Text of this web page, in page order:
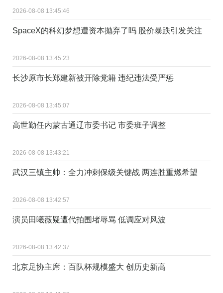
2026-08-08 13:45:46
SpaceX的科幻梦想遭资本抛弃了吗 股价暴跌引发关注
2026-08-08 13:45:23
长沙原市长郑建新被开除党籍 违纪违法受严惩
2026-08-08 13:45:07
高世勤任内蒙古通辽市委书记 市委班子调整
2026-08-08 13:43:21
武汉三镇主帅：全力冲刺保级关键战 两连胜重燃希望
2026-08-08 13:42:57
演员田曦薇疑遭代拍围堵辱骂 低调应对风波
2026-08-08 13:42:37
北京足协主席：百队杯规模盛大 创历史新高